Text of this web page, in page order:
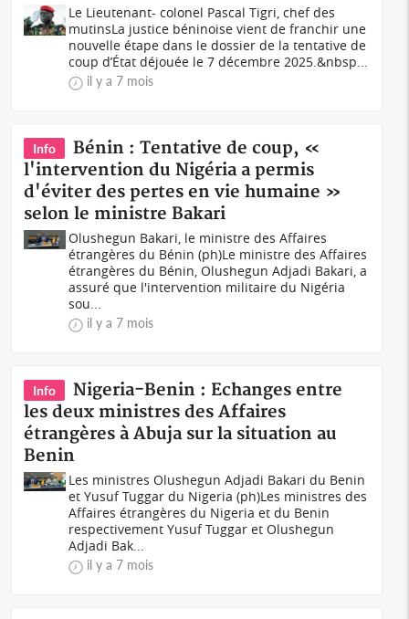
Le Lieutenant- colonel Pascal Tigri, chef des
mutinsLa justice béninoise vient de franchir une
nouvelle étape dans le dossier de la tentative de
coup d’État déjouée le 7 décembre 2025.&nbsp...
il y a 7 mois
Info
Bénin : Tentative de coup, «
l'intervention du Nigéria a permis
d'éviter des pertes en vie humaine »
selon le ministre Bakari
Olushegun Bakari, le ministre des Affaires
étrangères du Bénin (ph)Le ministre des Affaires
étrangères du Bénin, Olushegun Adjadi Bakari, a
assuré que l'intervention militaire du Nigéria
sou...
il y a 7 mois
Info
Nigeria-Benin : Echanges entre
les deux ministres des Affaires
étrangères à Abuja sur la situation au
Benin
Les ministres Olushegun Adjadi Bakari du Benin
et Yusuf Tuggar du Nigeria (ph)Les ministres des
Affaires étrangères du Nigeria et du Benin
respectivement Yusuf Tuggar et Olushegun
Adjadi Bak...
il y a 7 mois